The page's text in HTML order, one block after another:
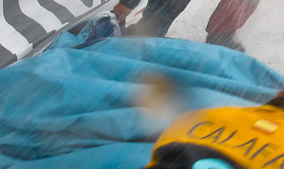
05Mai
Classe Ultim 32/23
,Records Trophée Jules Verne
Un nouveau Maxi Edmond de
Source
Gitana Team
8 mai 2025
0